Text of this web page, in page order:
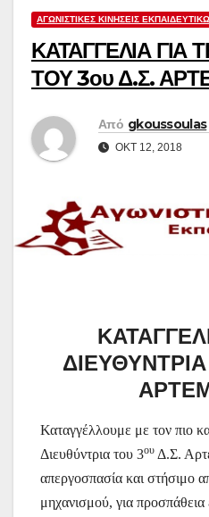
ΑΓΩΝΙΣΤΙΚΈΣ ΚΙΝΉΣΕΙΣ
ΚΑΤΑΓΓΕΛΙΑ ΓΙΑ
ΤΟΥ 3ου Δ.Σ.
Από gkoussoulas
ΟΚΤ 12, 2018
Καταγγέλλουμε με τον πιο
Διευθύντρια του 3ου Δ.Σ.
απεργοσπασία και στήσιμο
μηχανισμού, για